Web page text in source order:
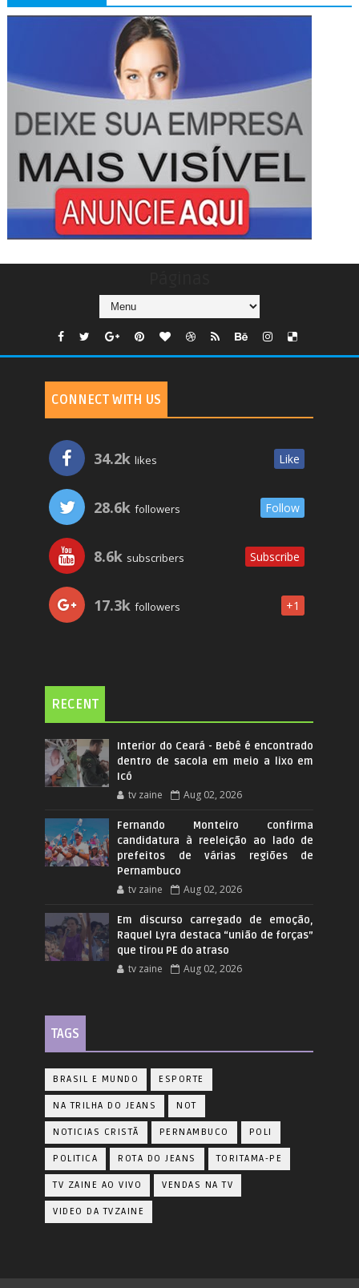
CONNECT WITH US
34.2k likes Like
28.6k followers Follow
8.6k subscribers Subscribe
17.3k followers +1
RECENT
Interior do Ceará - Bebê é encontrado
dentro de sacola em meio a lixo em
Icó
tv zaine Aug 02, 2026
Fernando Monteiro confirma
candidatura à reeleição ao lado de
prefeitos de várias regiões de
Pernambuco
tv zaine Aug 02, 2026
Em discurso carregado de emoção,
Raquel Lyra destaca “união de forças”
que tirou PE do atraso
tv zaine Aug 02, 2026
TAGS
BRASIL E MUNDO ESPORTE
NA TRILHA DO JEANS NOT
NOTICIAS CRISTÃ PERNAMBUCO POLI
POLITICA ROTA DO JEANS TORITAMA-PE
TV ZAINE AO VIVO VENDAS NA TV
VIDEO DA TVZAINE